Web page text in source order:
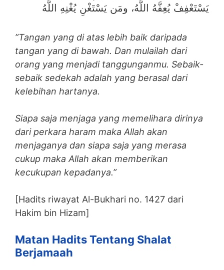
يَسْتَعْفِفْ يُعِفَّهُ اللَّهُ، ومَن يَسْتَغْنِ يُغْنِهِ اللَّهُ
”Tangan yang di atas lebih baik daripada
tangan yang di bawah. Dan mulailah dari
orang yang menjadi tanggunganmu. Sebaik-
sebaik sedekah adalah yang berasal dari
kelebihan hartanya.
Siapa saja menjaga yang memelihara dirinya
dari perkara haram maka Allah akan
menjaganya dan siapa saja yang merasa
cukup maka Allah akan memberikan
kecukupan kepadanya.”
[Hadits riwayat Al-Bukhari no. 1427 dari
Hakim bin Hizam]
Matan Hadits Tentang Shalat
Berjamaah